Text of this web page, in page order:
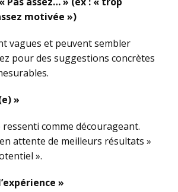
motivée »)
vagues et peuvent sembler
pour des suggestions concrètes
»
comme décourageant.
attente de meilleurs résultats »
».
»